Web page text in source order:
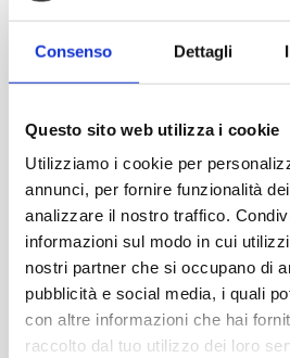
Consenso Dettagli
Questo sito web utilizza i cookie
Utilizziamo i cookie per
annunci, per fornire funzionalità
analizzare il nostro traffico.
informazioni sul modo in cui
nostri partner che si occupano di
pubblicità e social media, i quali
con altre informazioni che hai
raccolto dal tuo utilizzo dei loro